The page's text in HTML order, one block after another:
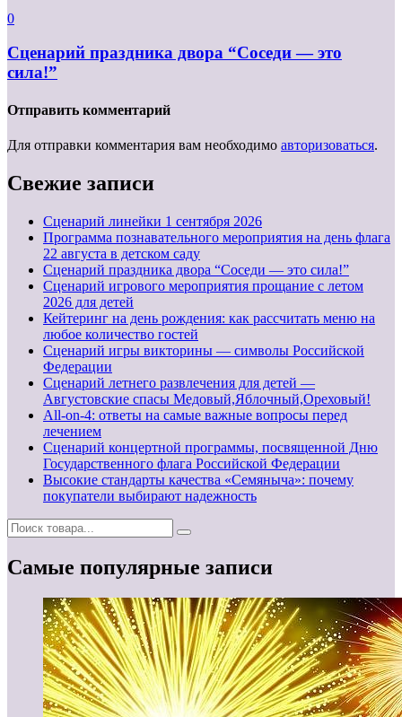
0
Сценарий праздника двора “Соседи — это
сила!”
Отправить комментарий
Для отправки комментария вам необходимо авторизоваться.
Свежие записи
Cценарий линейки 1 сентября 2026
Программа познавательного мероприятия на день флага
22 августа в детском саду
Сценарий праздника двора “Соседи — это сила!”
Сценарий игрового мероприятия прощание с летом
2026 для детей
Кейтеринг на день рождения: как рассчитать меню на
любое количество гостей
Сценарий игры викторины — символы Российской
Федерации
Сценарий летнего развлечения для детей —
Августовские спасы Медовый,Яблочный,Ореховый!
All-on-4: ответы на самые важные вопросы перед
лечением
Сценарий концертной программы, посвященной Дню
Государственного флага Российской Федерации
Высокие стандарты качества «Семяныча»: почему
покупатели выбирают надежность
Самые популярные записи